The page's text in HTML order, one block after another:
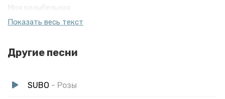
Моя колыбельная
Без тебя я демон
Не освобождай ты меня
Показать весь текст
Другие песни
SUBO - Розы